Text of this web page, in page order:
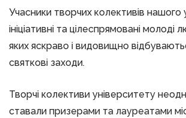
Учасники творчих колективів нашого
ініціативні та цілеспрямовані молоді
яких яскраво і видовищно
святкові заходи.
Творчі колективи університету
ставали призерами та лауреатами